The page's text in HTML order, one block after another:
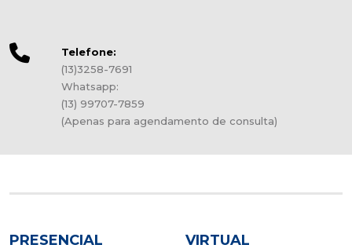
Telefone:
(13)3258-7691
Whatsapp:
(13) 99707-7859
(Apenas para agendamento de consulta)
PRESENCIAL VIRTUAL